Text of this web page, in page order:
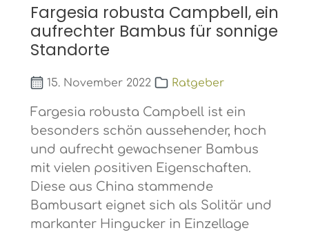
Fargesia robusta Campbell, ein
aufrechter Bambus für sonnige
Standorte
15. November 2022 Ratgeber
Fargesia robusta Campbell ist ein
besonders schön aussehender, hoch
und aufrecht gewachsener Bambus
mit vielen positiven Eigenschaften.
Diese aus China stammende
Bambusart eignet sich als Solitär und
markanter Hingucker in Einzellage